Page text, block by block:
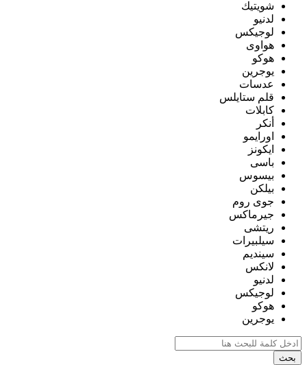
شويتيك
لدنيو
لوجيكس
هواوى
هوكو
يوجرين
عدسات
قلم ستايلس
كابلات
أنكر
اورايمو
ايكونز
باسى
بيسوس
بيلكن
جوى روم
جيرماكس
ريتشى
سيلبيرات
سينديم
لانكس
لدنيو
لوجيكس
هوكو
يوجرين
بحث